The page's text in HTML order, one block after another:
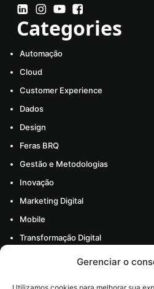
Gerenciar o
Categories
Automação
Cloud
Customer Experience
Dados
Design
Feras BRQ
Gestão e Metodologias
Inovação
Marketing Digital
Mobile
Transformação Digital
Todos os artigos